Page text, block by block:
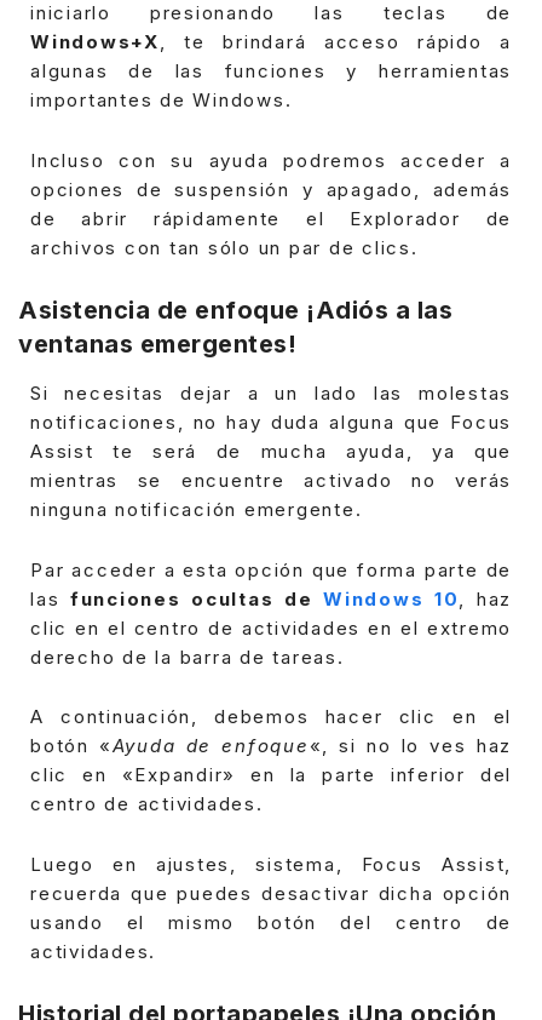
iniciarlo presionando las teclas de
Windows+X, te brindará acceso rápido a
algunas de las funciones y herramientas
importantes de Windows.
Incluso con su ayuda podremos acceder a
opciones de suspensión y apagado, además
de abrir rápidamente el Explorador de
archivos con tan sólo un par de clics.
Asistencia de enfoque ¡Adiós a las
ventanas emergentes!
Si necesitas dejar a un lado las molestas
notificaciones, no hay duda alguna que Focus
Assist te será de mucha ayuda, ya que
mientras se encuentre activado no verás
ninguna notificación emergente.
Par acceder a esta opción que forma parte de
las funciones ocultas deWindows 10
, haz
clic en el centro de actividades en el extremo
derecho de la barra de tareas.
A continuación, debemos hacer clic en el
botón «Ayuda de enfoque «, si no lo ves haz
clic en «Expandir» en la parte inferior del
centro de actividades.
Luego en ajustes, sistema, Focus Assist,
recuerda que puedes desactivar dicha opción
usando el mismo botón del centro de
actividades.